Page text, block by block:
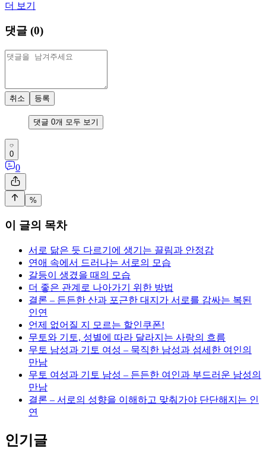
더 보기
댓글 (0)
취소 등록
댓글 0개 모두 보기
0
0
%
이 글의 목차
서로 닮은 듯 다르기에 생기는 끌림과 안정감
연애 속에서 드러나는 서로의 모습
갈등이 생겼을 때의 모습
더 좋은 관계로 나아가기 위한 방법
결론 – 든든한 산과 포근한 대지가 서로를 감싸는 복된
인연
언제 없어질 지 모르는 할인쿠폰!
무토와 기토, 성별에 따라 달라지는 사랑의 흐름
무토 남성과 기토 여성 – 묵직한 남성과 섬세한 여인의
만남
무토 여성과 기토 남성 – 든든한 여인과 부드러운 남성의
만남
결론 – 서로의 성향을 이해하고 맞춰가야 단단해지는 인
연
인기글